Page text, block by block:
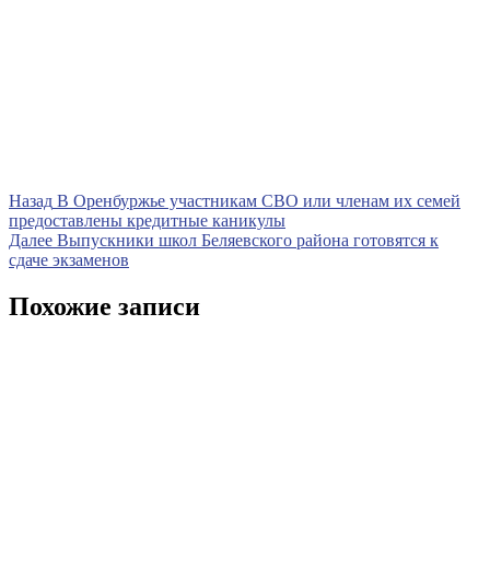
Навигация
по
записям
Назад Предыдущая
запись
В Оренбуржье участникам СВО или членам их семей
предоставлены кредитные каникулы
Далее Следующая
запись
Выпускники школ Беляевского района готовятся к
сдаче экзаменов
Похожие записи